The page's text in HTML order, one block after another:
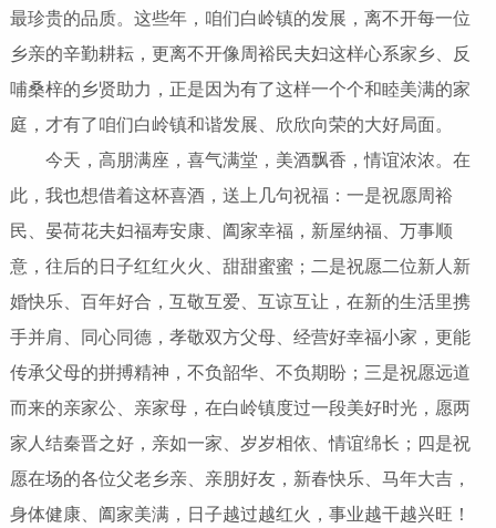
最珍贵的品质。这些年，咱们白岭镇的发展，离不开每一位
乡亲的辛勤耕耘，更离不开像周裕民夫妇这样心系家乡、反
哺桑梓的乡贤助力，正是因为有了这样一个个和睦美满的家
庭，才有了咱们白岭镇和谐发展、欣欣向荣的大好局面。
今天，高朋满座，喜气满堂，美酒飘香，情谊浓浓。在
此，我也想借着这杯喜酒，送上几句祝福：一是祝愿周裕
民、晏荷花夫妇福寿安康、阖家幸福，新屋纳福、万事顺
意，往后的日子红红火火、甜甜蜜蜜；二是祝愿二位新人新
婚快乐、百年好合，互敬互爱、互谅互让，在新的生活里携
手并肩、同心同德，孝敬双方父母、经营好幸福小家，更能
传承父母的拼搏精神，不负韶华、不负期盼；三是祝愿远道
而来的亲家公、亲家母，在白岭镇度过一段美好时光，愿两
家人结秦晋之好，亲如一家、岁岁相依、情谊绵长；四是祝
愿在场的各位父老乡亲、亲朋好友，新春快乐、马年大吉，
身体健康、阖家美满，日子越过越红火，事业越干越兴旺！